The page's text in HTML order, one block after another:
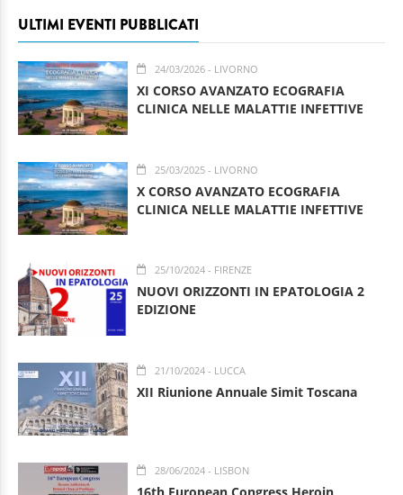
ULTIMI EVENTI PUBBLICATI
24/03/2026 - LIVORNO
XI CORSO AVANZATO ECOGRAFIA
CLINICA NELLE MALATTIE INFETTIVE
25/03/2025 - LIVORNO
X CORSO AVANZATO ECOGRAFIA
CLINICA NELLE MALATTIE INFETTIVE
25/10/2024 - FIRENZE
NUOVI ORIZZONTI IN EPATOLOGIA 2
EDIZIONE
21/10/2024 - LUCCA
XII Riunione Annuale Simit Toscana
28/06/2024 - LISBON